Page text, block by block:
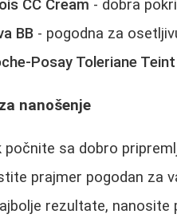
CC Cream - dobra
BB - pogodna za
Posay Toleriane Teint
nanošenje
počnite sa dobro
prajmer pogodan za
rezultate, nanosite